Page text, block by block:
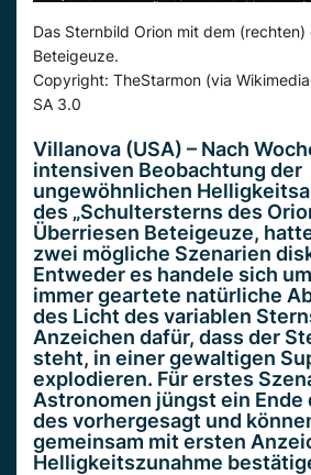
Das Sternbild Orion mit dem (rechten)
Beteigeuze.
Copyright: TheStarmon (via
SA 3.0
Villanova (USA) – Nach
intensiven Beobachtung der
ungewöhnlichen
des „Schultersterns des
Überriesen Beteigeuze,
zwei mögliche Szenarien
Entweder es handele sich
immer geartete natürliche
des Licht des variablen
Anzeichen dafür, dass der
steht, in einer gewaltigen
explodieren. Für erstes
Astronomen jüngst ein Ende
des vorhergesagt und
gemeinsam mit ersten
Helligkeitszunahme